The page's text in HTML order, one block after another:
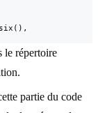
le répertoire
partie du code